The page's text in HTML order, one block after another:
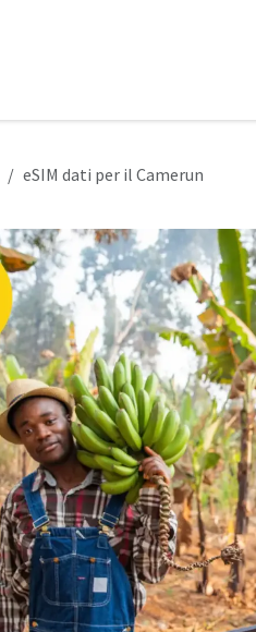
eSIM dati per il Camerun